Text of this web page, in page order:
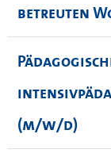
betreuten
(m/w/d)